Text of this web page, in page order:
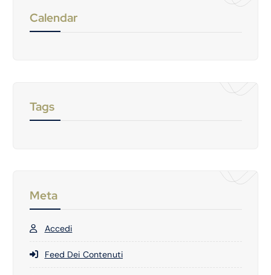
Calendar
Tags
Meta
Accedi
Feed Dei Contenuti